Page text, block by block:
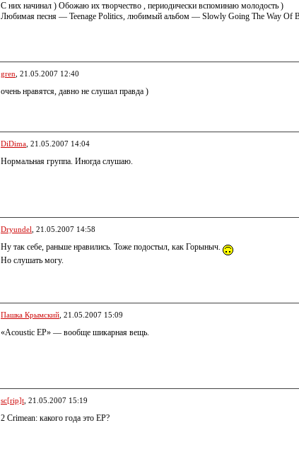
С них начинал ) Обожаю их творчество , периодически вспоминаю молодость )
Любимая песня — Teenage Politics, любимый альбом — Slowly Going The Way Of
gren , 21.05.2007 12:40
очень нравятся, давно не слушал правда )
DiDima , 21.05.2007 14:04
Нормальная группа. Иногда слушаю.
Dryundel , 21.05.2007 14:58
Ну так себе, раньше нравились. Тоже подостыл, как Горыныч.
Но слушать могу.
Пашка Крымский , 21.05.2007 15:09
«Acoustic EP» — вообще шикарная вещь.
sc[rip]t , 21.05.2007 15:19
2 Crimean: какого года это EP?